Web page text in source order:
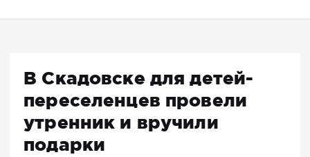
В Скадовске для детей-
переселенцев провели
утренник и вручили
подарки